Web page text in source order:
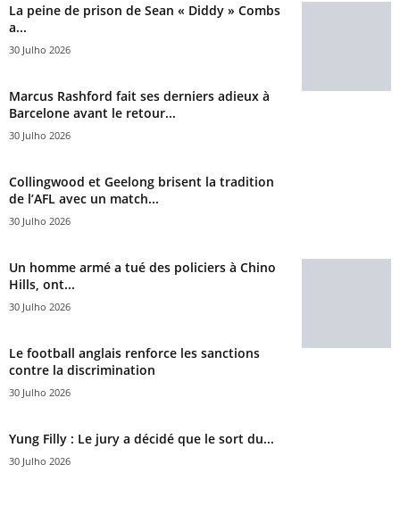
La peine de prison de Sean « Diddy » Combs
a...
30 Julho 2026
Marcus Rashford fait ses derniers adieux à
Barcelone avant le retour...
30 Julho 2026
Collingwood et Geelong brisent la tradition
de l’AFL avec un match...
30 Julho 2026
Un homme armé a tué des policiers à Chino
Hills, ont...
30 Julho 2026
Le football anglais renforce les sanctions
contre la discrimination
30 Julho 2026
Yung Filly : Le jury a décidé que le sort du...
30 Julho 2026